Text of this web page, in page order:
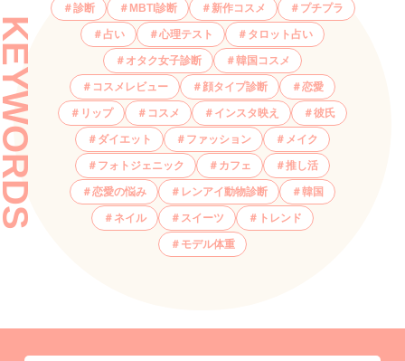
診断 MBTI診断 新作コスメ プチプラ
占い 心理テスト タロット占い
オタク女子診断 韓国コスメ
コスメレビュー 顔タイプ診断 恋愛
リップ コスメ インスタ映え 彼氏
ダイエット ファッション メイク
フォトジェニック カフェ 推し活
恋愛の悩み レンアイ動物診断 韓国
ネイル スイーツ トレンド
モデル体重